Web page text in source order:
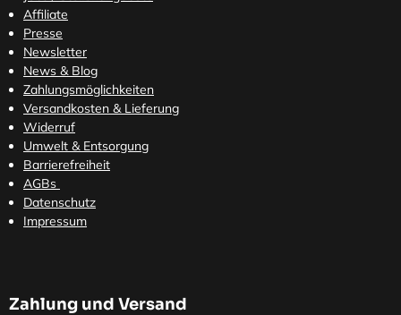
Affiliate
Presse
Newsletter
News & Blog
Zahlungsmöglichkeiten
Versandkosten & Lieferung
Widerruf
Umwelt & Entsorgung
Barrierefreiheit
AGBs
Datenschutz
Impressum
Zahlung und Versand